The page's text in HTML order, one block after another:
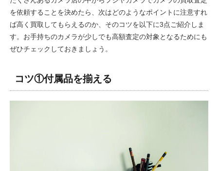
を依頼することを決めたら、次はどのようなポイントに注意すれ
ば高く買取してもらえるのか、そのコツを以下に3点ご紹介しま
す。お手持ちのカメラが少しでも高額査定の対象となるためにも
ぜひチェックしておきましょう。
コツ①付属品を揃える